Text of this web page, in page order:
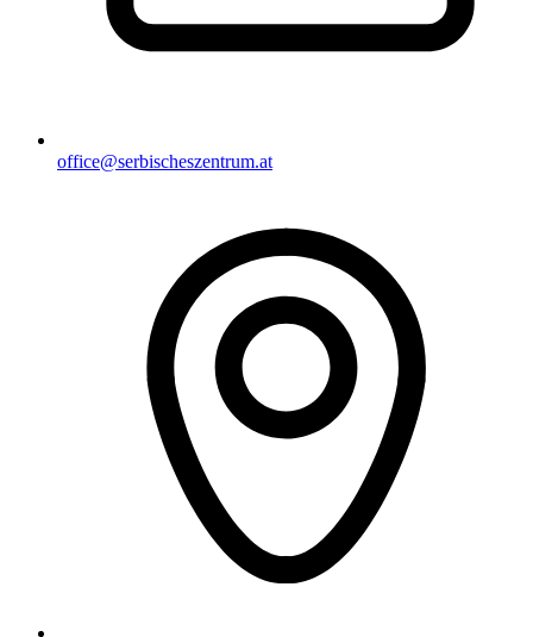
office@serbischeszentrum.at